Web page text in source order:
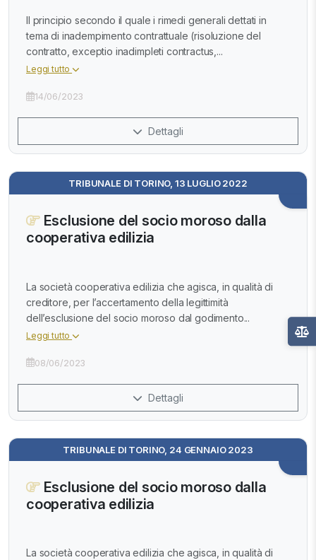
Il principio secondo il quale i rimedi generali dettati in
tema di inadempimento contrattuale (risoluzione del
contratto, exceptio inadimpleti contractus,...
Leggi tutto
14/06/2023
Dettagli
TRIBUNALE DI TORINO, 13 LUGLIO 2022
Esclusione del socio moroso dalla
cooperativa edilizia
La società cooperativa edilizia che agisca, in qualità di
creditore, per l’accertamento della legittimità
dell’esclusione del socio moroso dal godimento...
Leggi tutto
08/06/2023
Dettagli
TRIBUNALE DI TORINO, 24 GENNAIO 2023
Esclusione del socio moroso dalla
cooperativa edilizia
La società cooperativa edilizia che agisca, in qualità di